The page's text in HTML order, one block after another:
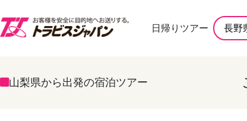
日帰りツアー 長野
山梨県から出発の宿泊ツアー